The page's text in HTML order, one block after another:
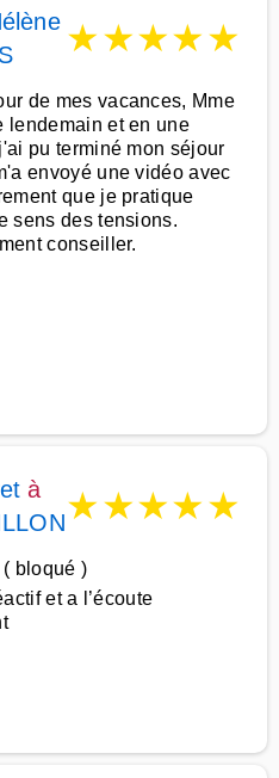
★★★★★
de mes vacances, Mme
lendemain et en une
pu terminé mon séjour
envoyé une vidéo avec
que je pratique
sens des tensions.
conseiller.
à
★★★★★
bloqué )
et a l’écoute